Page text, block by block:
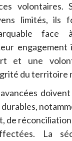
volontaires.
limités, ils
face
et une
du territoire
de
La